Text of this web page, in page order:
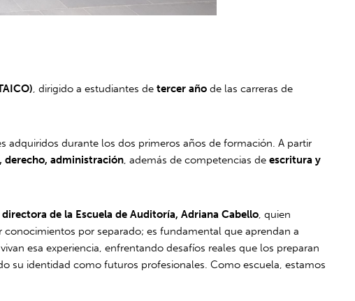
, dirigido a estudiantes detercer año de las carreras de
adquiridos durante los dos primeros años de formación. A partir
derecho, administración, además de competencias deescritura y
directora de la Escuela de Auditoría, Adriana Cabello, quien
por separado; es fundamental que aprendan a
esa experiencia, enfrentando desafíos reales que los preparan
su identidad como futuros profesionales. Como escuela, estamos